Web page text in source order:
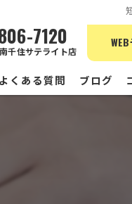
7120
千住サテライト店
よくある質問 ブログ